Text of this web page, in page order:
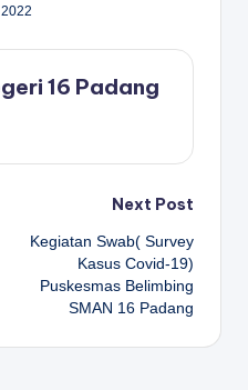
16 Padang
Next Post
Kegiatan Swab( Survey
Kasus Covid-19)
Puskesmas Belimbing
SMAN 16 Padang